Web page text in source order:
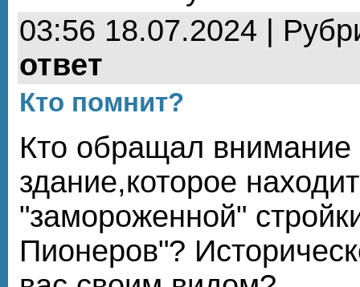
03:56 18.07.2024 |
ответ
Кто помнит?
Кто обращал внимание
здание,которое
"замороженной"
Пионеров"?